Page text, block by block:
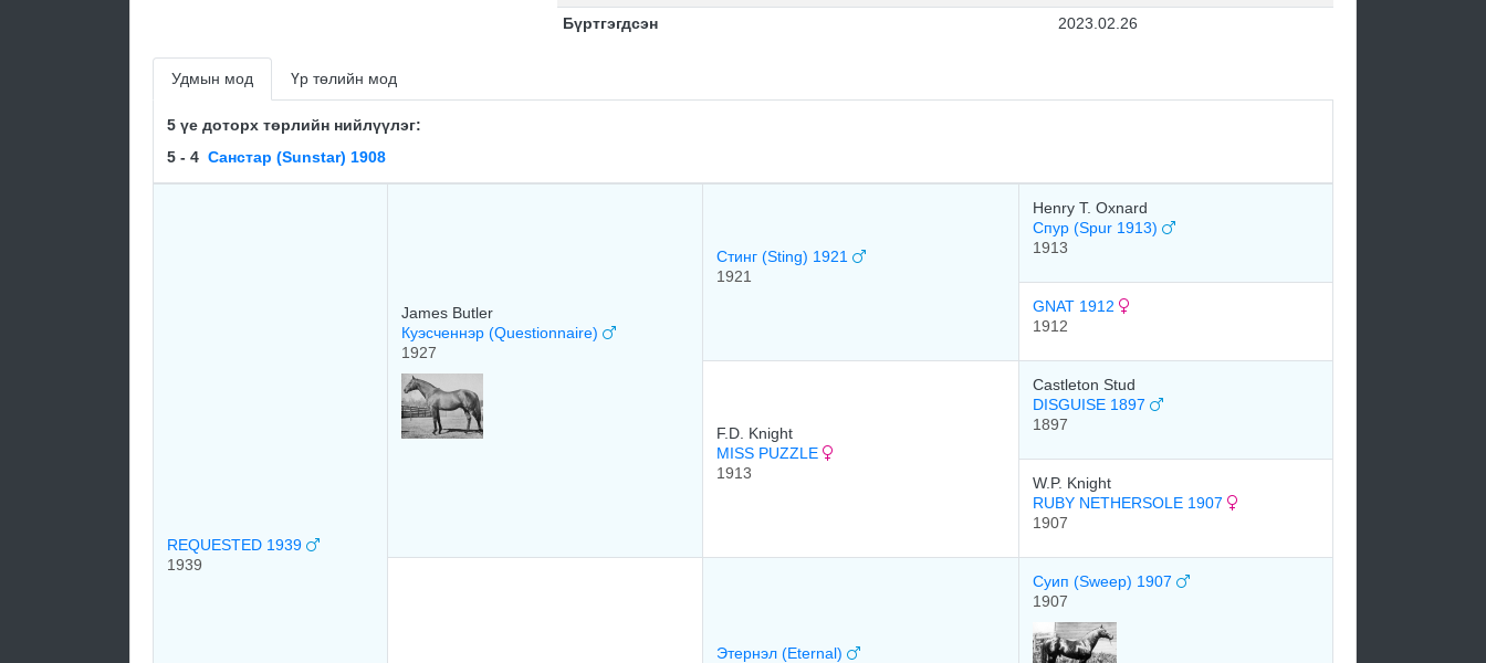
Бүртгэгдсэн
2023.02.26
Удмын мод Үр төлийн мод
5 үе доторх төрлийн нийлүүлэг:
5 - 4 Санстар (Sunstar) 1908
REQUESTED 1939
1939
James Butler
Куэсченнэр (Questionnaire)
1927
Стинг (Sting) 1921
1921
Henry T. Oxnard
Спур (Spur 1913)
1913
GNAT 1912
1912
F.D. Knight
MISS PUZZLE
1913
Castleton Stud
DISGUISE 1897
1897
W.P. Knight
RUBY NETHERSOLE 1907
1907
Этернэл (Eternal)
Суип (Sweep) 1907
1907